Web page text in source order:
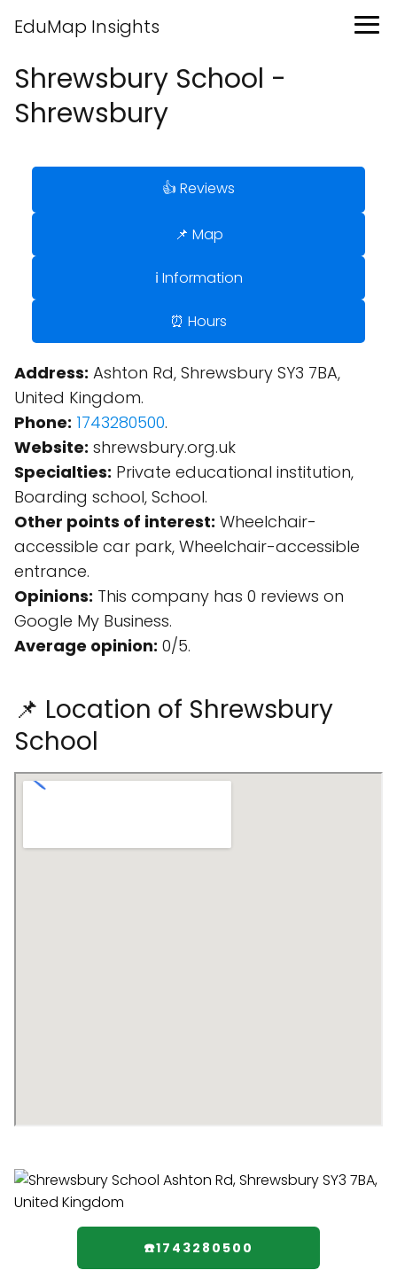
EduMap Insights
Shrewsbury School -
Shrewsbury
👍 Reviews
📌 Map
ℹ️ Information
⏰ Hours
Address: Ashton Rd, Shrewsbury SY3 7BA,
United Kingdom.
Phone: 1743280500.
Website: shrewsbury.org.uk
Specialties: Private educational institution,
Boarding school, School.
Other points of interest: Wheelchair-
accessible car park, Wheelchair-accessible
entrance.
Opinions: This company has 0 reviews on
Google My Business.
Average opinion: 0/5.
📌 Location of Shrewsbury
School
☎️1743280500